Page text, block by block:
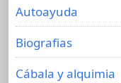
Autoayuda
Biografias
Cábala y alquimia